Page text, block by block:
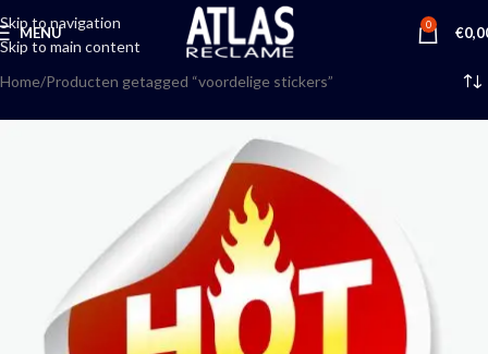
Skip to navigation
Skip to main content
MENU 0 €
Home Producten getagged “voordelige stickers”